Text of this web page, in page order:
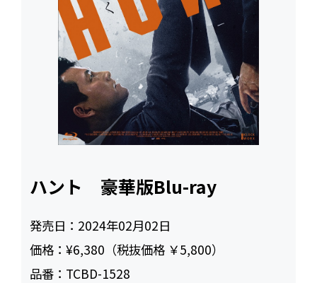
ハント 豪華版Blu-ray
発売日： 2024年02月02日
価格：¥6,380（税抜価格 ￥5,800）
品番： TCBD-1528